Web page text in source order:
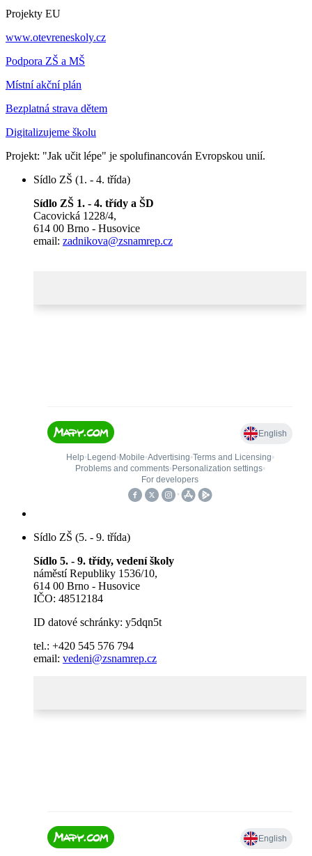
Projekty EU
www.otevreneskoly.cz
Podpora ZŠ a MŠ
Místní akční plán
Bezplatná strava dětem
Digitalizujeme školu
Projekt: "Jak učit lépe" je spolufinancován Evropskou unií.
Sídlo ZŠ (1. - 4. třída)
Sídlo ZŠ 1. - 4. třídy a ŠD
Cacovická 1228/4,
614 00 Brno - Husovice
email: zadnikova@zsnamrep.cz
Sídlo ZŠ (5. - 9. třída)
Sídlo 5. - 9. třídy, vedení školy
náměstí Republiky 1536/10,
614 00 Brno - Husovice
IČO: 48512184
ID datové schránky: y5dqn5t
tel.: +420 545 576 794
email: vedeni@zsnamrep.cz